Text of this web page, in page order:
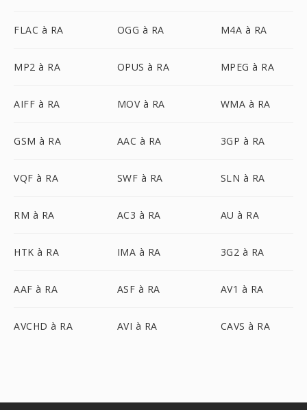
FLAC à RA OGG à RA M4A à RA
MP2 à RA OPUS à RA MPEG à RA
AIFF à RA MOV à RA WMA à RA
GSM à RA AAC à RA 3GP à RA
VQF à RA SWF à RA SLN à RA
RM à RA AC3 à RA AU à RA
HTK à RA IMA à RA 3G2 à RA
AAF à RA ASF à RA AV1 à RA
AVCHD à RA AVI à RA CAVS à RA